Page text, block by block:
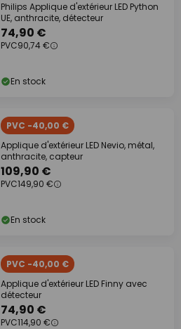
Philips Applique d'extérieur LED Python
UE, anthracite, détecteur
74,90 €
PVC90,74 €
En stock
PVC -40,00 €
Applique d'extérieur LED Nevio, métal,
anthracite, capteur
109,90 €
PVC149,90 €
En stock
PVC -40,00 €
Applique d'extérieur LED Finny avec
détecteur
74,90 €
PVC114,90 €